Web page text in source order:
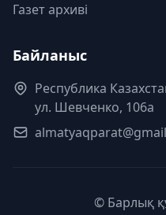
Газет архиві
Байланыс
Республика
ул. Шевченко, 106а
© Барлық